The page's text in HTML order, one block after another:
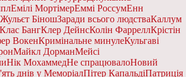
Емілі МортімерЕммі РоссумЕнн
Жульєт БіношЗаради всього людстваКаллум
Клас БангКлер ДейнсКолін ФарреллКрістін
ВокенКримінальне минулеКульгаві
Майкл ДорманМейсі
Нік МохаммедНе спрацювалоНовий
днів у МеморіалПітер КапальдіПатриція